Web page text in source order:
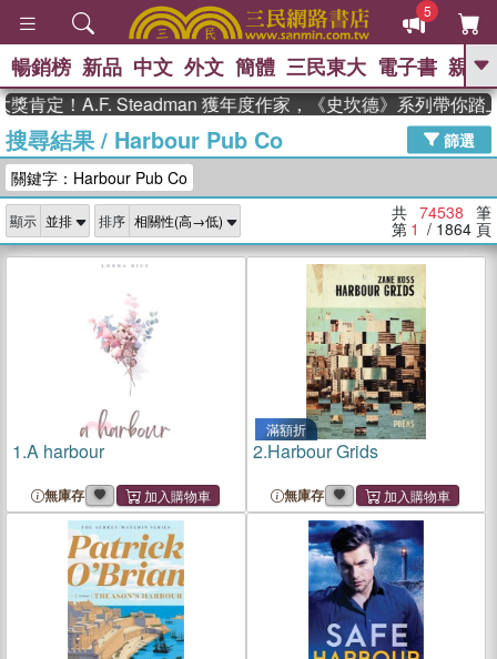
5
GO
熱搜： 東野圭吾 The Odyssey 、
父親節 、 如果歷史是一群喵 、 暑期
念華 、 台灣的李登輝時代 、 數學女
孩：黎曼猜想
偉大的迷走神經
暢銷榜 新品 中文 外文 簡體 三民東大 電子書 親子
A.F. Steadman 獲年度作家，《史坎德》系列帶你踏上熱血
搜尋結果/ Harbour Pub Co
篩選
關鍵字：Harbour Pub Co
顯示 排序 共 74538 筆
第 1 / 1864 頁
1.A harbour
無庫存
滿額折
2.Harbour Grids
無庫存